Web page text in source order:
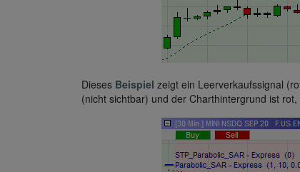
Dieses Beispiel zeigt ein Leerverkaufssignal
(nicht sichtbar) und der Charthintergrund ist